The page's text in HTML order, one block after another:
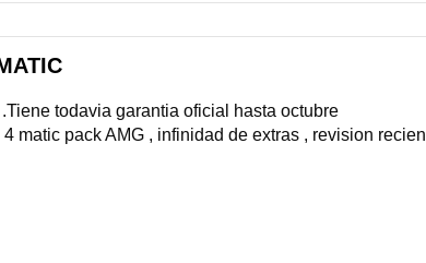
todavia garantia oficial hasta octubre
matic pack AMG , infinidad de extras , revision recien